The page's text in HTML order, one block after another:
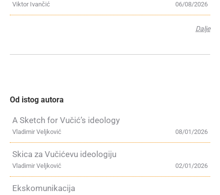
06/08/2026
Viktor Ivančić
Dalje
Od istog autora
A Sketch for Vučić’s ideology
08/01/2026
Vladimir Veljković
Skica za Vučićevu ideologiju
02/01/2026
Vladimir Veljković
Ekskomunikacija